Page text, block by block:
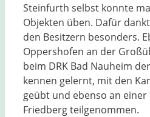
Steinfurth selbst konnte
Objekten üben. Dafür
den Besitzern besonders.
Oppershofen an der
beim DRK Bad Nauheim
kennen gelernt, mit den
geübt und ebenso an
Friedberg teilgenommen.